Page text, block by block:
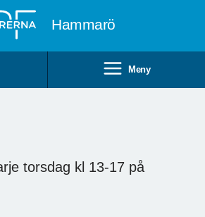
Hammarö
Meny
torsdag kl 13-17 på